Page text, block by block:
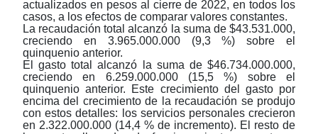
actualizados en pesos al cierre de 2022, en todos los
casos, a los efectos de comparar valores constantes.
La recaudación total alcanzó la suma de $43.531.000,
creciendo en 3.965.000.000 (9,3 %) sobre el
quinquenio anterior.
El gasto total alcanzó la suma de $46.734.000.000,
creciendo en 6.259.000.000 (15,5 %) sobre el
quinquenio anterior. Este crecimiento del gasto por
encima del crecimiento de la recaudación se produjo
con estos detalles: los servicios personales crecieron
en 2.322.000.000 (14,4 % de incremento). El resto de